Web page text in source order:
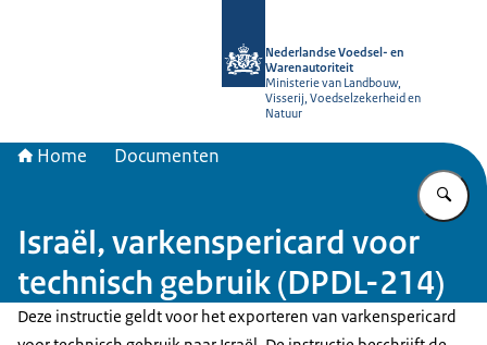
Nederlandse Voedsel- en
Warenautoriteit
Ministerie van Landbouw,
Visserij, Voedselzekerheid en
Natuur
Home Documenten
Israël, varkenspericard voor
technisch gebruik (DPDL-214)
Deze instructie geldt voor het exporteren van varkenspericard